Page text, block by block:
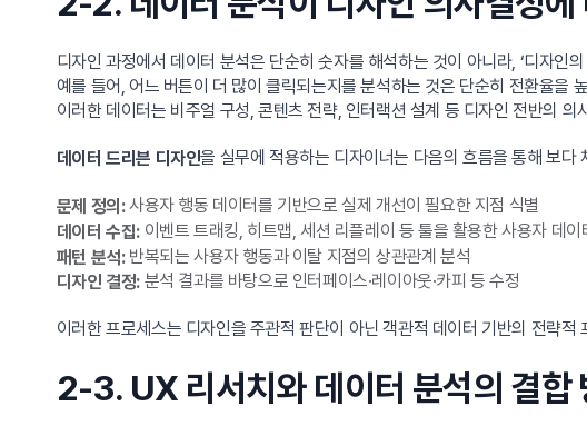
디자인 과정에서 데이터 분석은 단순히 숫자를 해석하는 것이 아니라, ‘디자인
예를 들어, 어느 버튼이 더 많이 클릭되는지를 분석하는 것은 단순히 전환율을
이러한 데이터는 비주얼 구성, 콘텐츠 전략, 인터랙션 설계 등 디자인 전반의
데이터 드리븐 디자인을 실무에 적용하는 디자이너는 다음의 흐름을 통해 보다
문제 정의:사용자 행동 데이터를 기반으로 실제 개선이 필요한 지점 식별
데이터 수집:이벤트 트래킹, 히트맵, 세션 리플레이 등 툴을 활용한 사용자 데이
패턴 분석:반복되는 사용자 행동과 이탈 지점의 상관관계 분석
디자인 결정:분석 결과를 바탕으로 인터페이스·레이아웃·카피 등 수정
이러한 프로세스는 디자인을 주관적 판단이 아닌 객관적 데이터 기반의 전략
2-3. UX 리서치와 데이터 분석의 결합